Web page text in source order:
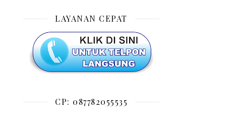
LAYANAN CEPAT
CP: 087782055535